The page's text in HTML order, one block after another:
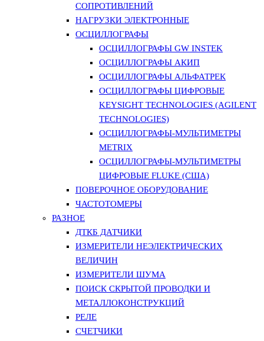
СОПРОТИВЛЕНИЙ
НАГРУЗКИ ЭЛЕКТРОННЫЕ
ОСЦИЛЛОГРАФЫ
ОСЦИЛЛОГРАФЫ GW INSTEK
ОСЦИЛЛОГРАФЫ АКИП
ОСЦИЛЛОГРАФЫ АЛЬФАТРЕК
ОСЦИЛЛОГРАФЫ ЦИФРОВЫЕ
KEYSIGHT TECHNOLOGIES (AGILENT
TECHNOLOGIES)
ОСЦИЛЛОГРАФЫ-МУЛЬТИМЕТРЫ
METRIX
ОСЦИЛЛОГРАФЫ-МУЛЬТИМЕТРЫ
ЦИФРОВЫЕ FLUKE (США)
ПОВЕРОЧНОЕ ОБОРУДОВАНИЕ
ЧАСТОТОМЕРЫ
РАЗНОЕ
ДТКБ ДАТЧИКИ
ИЗМЕРИТЕЛИ НЕЭЛЕКТРИЧЕСКИХ
ВЕЛИЧИН
ИЗМЕРИТЕЛИ ШУМА
ПОИСК СКРЫТОЙ ПРОВОДКИ И
МЕТАЛЛОКОНСТРУКЦИЙ
РЕЛЕ
СЧЕТЧИКИ